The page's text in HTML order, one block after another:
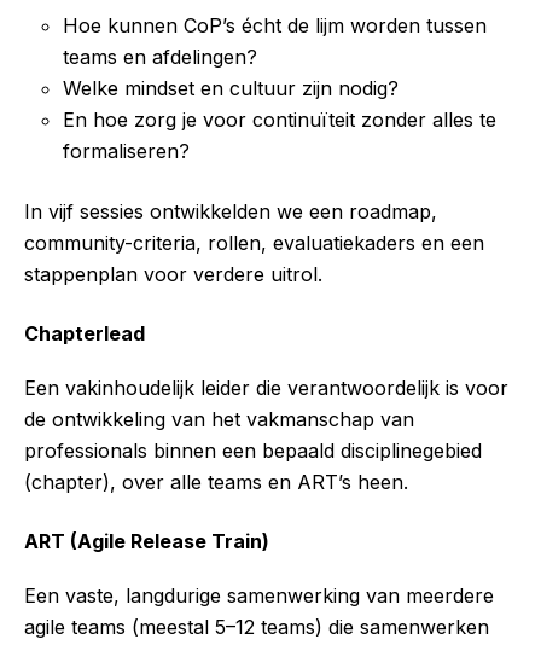
Hoe kunnen CoP’s écht de lijm worden tussen
teams en afdelingen?
Welke mindset en cultuur zijn nodig?
En hoe zorg je voor continuïteit zonder alles te
formaliseren?
In vijf sessies ontwikkelden we een roadmap,
community-criteria, rollen, evaluatiekaders en een
stappenplan voor verdere uitrol.
Chapterlead
Een vakinhoudelijk leider die verantwoordelijk is voor
de ontwikkeling van het vakmanschap van
professionals binnen een bepaald disciplinegebied
(chapter), over alle teams en ART’s heen.
ART (Agile Release Train)
Een vaste, langdurige samenwerking van meerdere
agile teams (meestal 5–12 teams) die samenwerken